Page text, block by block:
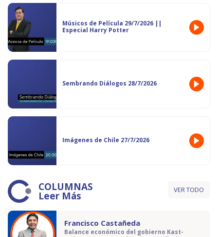
Músicos de Película 29/7/2026 ||
Especial Harry Potter
Sembrando Diálogos 28/7/2026
Imágenes de Chile 27/7/2026
COLUMNAS
Leer Más VER TODO
Francisco Castañeda
Balance económico del gobierno Kast-